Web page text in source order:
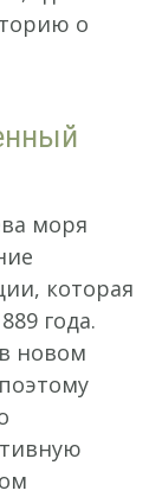
о
моря
которая
года.
новом